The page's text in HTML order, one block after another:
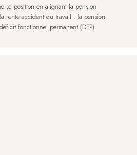
sa position en alignant la pension
rente accident du travail : la pension
fonctionnel permanent (DFP).